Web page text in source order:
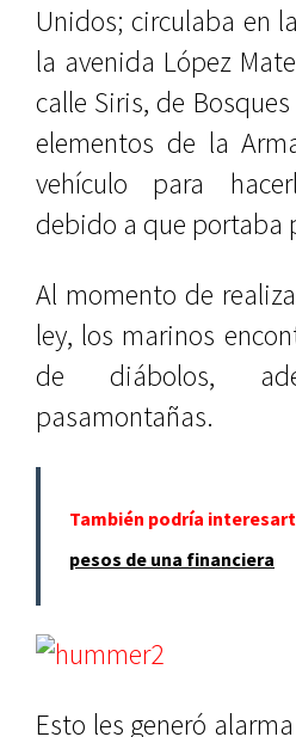
Unidos; circulaba en
la avenida López
calle Siris, de
elementos de la
vehículo para
debido a que portaba
Al momento de
ley, los marinos
de diábolos,
pasamontañas.
También podría
pesos de una financiera
Esto les generó